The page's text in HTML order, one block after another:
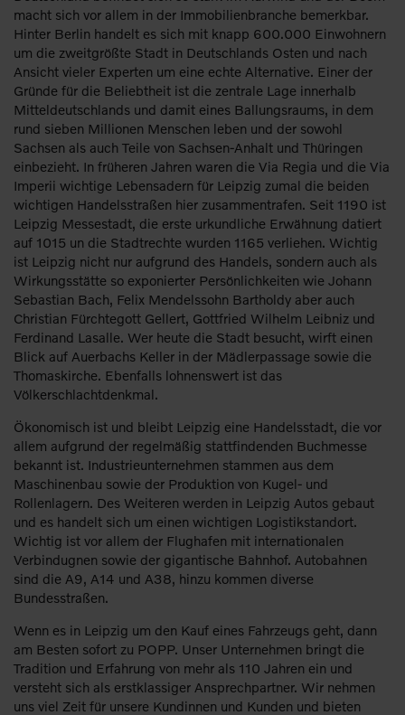
macht sich vor allem in der Immobilienbranche bemerkbar.
Hinter Berlin handelt es sich mit knapp 600.000 Einwohnern
um die zweitgrößte Stadt in Deutschlands Osten und nach
Ansicht vieler Experten um eine echte Alternative. Einer der
Gründe für die Beliebtheit ist die zentrale Lage innerhalb
Mitteldeutschlands und damit eines Ballungsraums, in dem
rund sieben Millionen Menschen leben und der sowohl
Sachsen als auch Teile von Sachsen-Anhalt und Thüringen
einbezieht. In früheren Jahren waren die Via Regia und die Via
Imperii wichtige Lebensadern für Leipzig zumal die beiden
wichtigen Handelsstraßen hier zusammentrafen. Seit 1190 ist
Leipzig Messestadt, die erste urkundliche Erwähnung datiert
auf 1015 un die Stadtrechte wurden 1165 verliehen. Wichtig
ist Leipzig nicht nur aufgrund des Handels, sondern auch als
Wirkungsstätte so exponierter Persönlichkeiten wie Johann
Sebastian Bach, Felix Mendelssohn Bartholdy aber auch
Christian Fürchtegott Gellert, Gottfried Wilhelm Leibniz und
Ferdinand Lasalle. Wer heute die Stadt besucht, wirft einen
Blick auf Auerbachs Keller in der Mädlerpassage sowie die
Thomaskirche. Ebenfalls lohnenswert ist das
Völkerschlachtdenkmal.
Ökonomisch ist und bleibt Leipzig eine Handelsstadt, die vor
allem aufgrund der regelmäßig stattfindenden Buchmesse
bekannt ist. Industrieunternehmen stammen aus dem
Maschinenbau sowie der Produktion von Kugel- und
Rollenlagern. Des Weiteren werden in Leipzig Autos gebaut
und es handelt sich um einen wichtigen Logistikstandort.
Wichtig ist vor allem der Flughafen mit internationalen
Verbindugnen sowie der gigantische Bahnhof. Autobahnen
sind die A9, A14 und A38, hinzu kommen diverse
Bundesstraßen.
Wenn es in Leipzig um den Kauf eines Fahrzeugs geht, dann
am Besten sofort zu POPP. Unser Unternehmen bringt die
Tradition und Erfahrung von mehr als 110 Jahren ein und
versteht sich als erstklassiger Ansprechpartner. Wir nehmen
uns viel Zeit für unsere Kundinnen und Kunden und bieten